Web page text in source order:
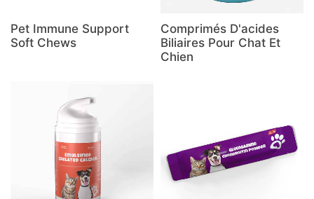
Pet Immune Support
Soft Chews
Comprimés D'acides
Biliaires Pour Chat Et
Chien